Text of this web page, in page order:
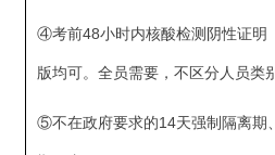
④考前48小时内核酸检测阴性证明
版均可。全员需要，不区分人员类
⑤不在政府要求的14天强制隔离期